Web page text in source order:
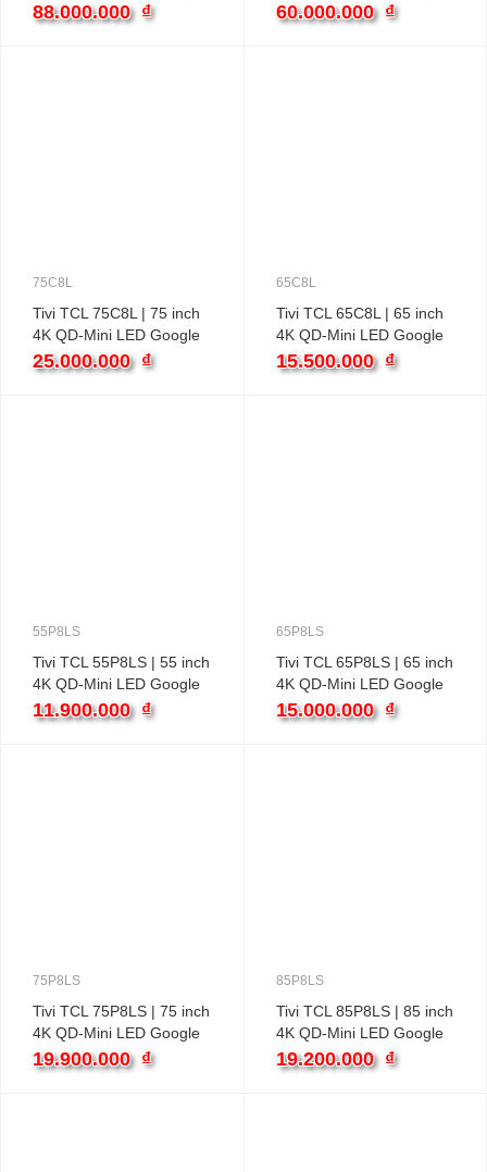
88.000.000 ₫ 60.000.000 ₫
75C8L
Tivi TCL 75C8L | 75 inch
4K QD-Mini LED Google
25.000.000 ₫
65C8L
Tivi TCL 65C8L | 65 inch
4K QD-Mini LED Google
15.500.000 ₫
55P8LS
Tivi TCL 55P8LS | 55 inch
4K QD-Mini LED Google
11.900.000 ₫
65P8LS
Tivi TCL 65P8LS | 65 inch
4K QD-Mini LED Google
15.000.000 ₫
75P8LS
Tivi TCL 75P8LS | 75 inch
4K QD-Mini LED Google
19.900.000 ₫
85P8LS
Tivi TCL 85P8LS | 85 inch
4K QD-Mini LED Google
19.200.000 ₫